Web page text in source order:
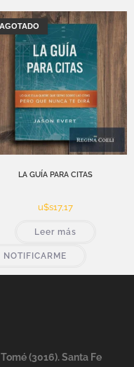
AGOTADO
LA GUÍA PARA CITAS
u$s17,17
Leer más
NOTIFICARME
(3016). Santa Fe